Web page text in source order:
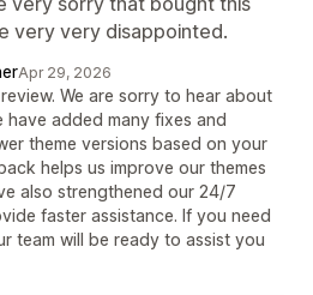
very very disappointed.
Apr 29, 2026
We are sorry to hear about
have added many fixes and
theme versions based on your
helps us improve our themes
also strengthened our 24/7
faster assistance. If you need
team will be ready to assist you